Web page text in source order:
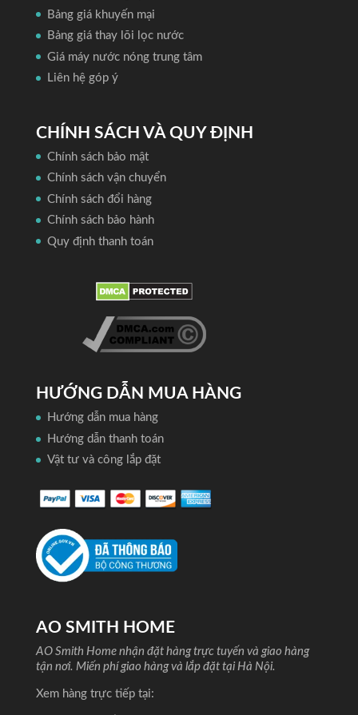
Bảng giá khuyến mại
Bảng giá thay lõi lọc nước
Giá máy nước nóng trung tâm
Liên hệ góp ý
CHÍNH SÁCH VÀ QUY ĐỊNH
Chính sách bảo mật
Chính sách vận chuyển
Chính sách đổi hàng
Chính sách bảo hành
Quy định thanh toán
HƯỚNG DẪN MUA HÀNG
Hướng dẫn mua hàng
Hướng dẫn thanh toán
Vật tư và công lắp đặt
AO SMITH HOME
AO Smith Home nhận đặt hàng trực tuyến và giao hàng
tận nơi. Miến phí giao hàng và lắp đặt tại Hà Nội.
Xem hàng trực tiếp tại: